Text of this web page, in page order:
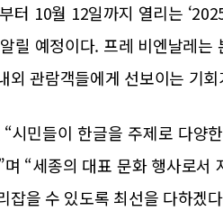
터 10월 12일까지 열리는
릴 예정이다. 프레 비엔날레는
외 관람객들에게 선보이는 기
시민들이 한글을 주제로 다양
“세종의 대표 문화 행사로서
잡을 수 있도록 최선을 다하겠